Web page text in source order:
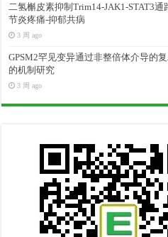
二氢槲皮素抑制Trim14-JAK1-STAT3通
节炎疼痛-抑郁共病
3 周 ago
GPSM2罕见变异通过非整倍体介导的
的机制研究
3 周 ago